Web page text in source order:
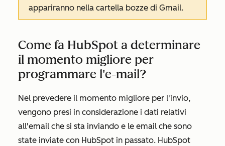
appariranno nella cartella bozze di Gmail.
Come fa HubSpot a determinare
il momento migliore per
programmare l'e-mail?
Nel prevedere il momento migliore per l'invio,
vengono presi in considerazione i dati relativi
all'email che si sta inviando e le email che sono
state inviate con HubSpot in passato. HubSpot